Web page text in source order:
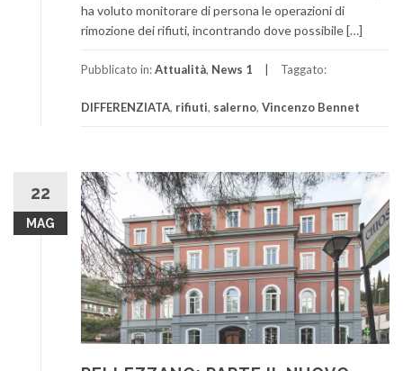
ha voluto monitorare di persona le operazioni di
rimozione dei rifiuti, incontrando dove possibile […]
Pubblicato in:Attualità, News 1 Taggato:
DIFFERENZIATA, rifiuti, salerno, Vincenzo Bennet
22
MAG